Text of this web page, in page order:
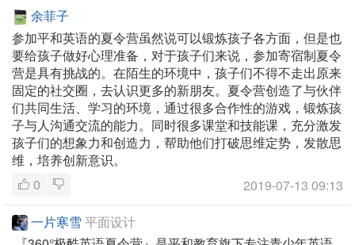
余菲子
参加平和英语的夏令营虽然说可以锻炼孩子各方面，但是也
要给孩子做好心理准备，对于孩子们来说，参加寄宿制夏令
营是具有挑战的。在陌生的环境中，孩子们不得不走出原来
固定的社交圈，去认识更多的新朋友。夏令营创造了与伙伴
们共同生活、学习的环境，通过很多合作性的游戏，锻炼孩
子与人沟通交流的能力。同时很多课堂和技能课，充分激发
孩子们的想象力和创造力，帮助他们打破思维定势，发散思
维，培养创新意识。
0
2019-07-13 09:13
一片寒雪 平面设计